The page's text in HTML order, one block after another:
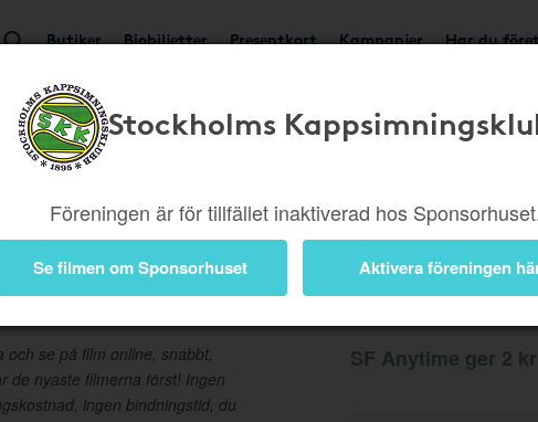
Butiker Biobiljetter Presentkort Kampanjer Har du
Stockholms
Föreningen är för tillfället inaktiverad hos
Se filmen om Sponsorhuset Aktivera föreningen
se på film online, snabbt,
de nyaste filmerna först! Ingen
ingen bindningstid, du
Information
SF Anytime ger 2